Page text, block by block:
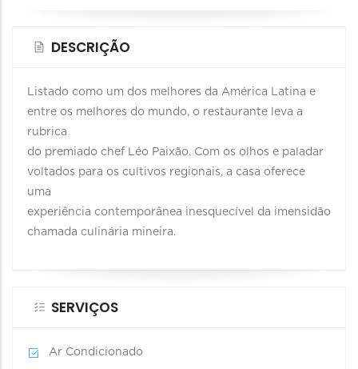
DESCRIÇÃO
Listado como um dos melhores da América Latina e
entre os melhores do mundo, o restaurante leva a
rubrica
do premiado chef Léo Paixão. Com os olhos e paladar
voltados para os cultivos regionais, a casa oferece
uma
experiência contemporânea inesquecível da imensidão
chamada culinária mineira.
SERVIÇOS
Ar Condicionado